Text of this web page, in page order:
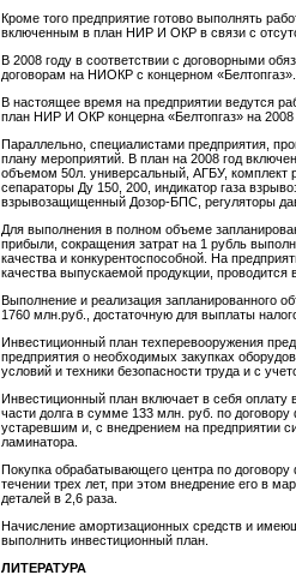
Кроме того предприятие готово выполнять
включенным в план НИР И ОКР в связи с
В 2008 году в соответствии с договорными
договорам на НИОКР с концерном «Белтопгаз».
В настоящее время на предприятии ведутся
план НИР И ОКР концерна «Белтопгаз» на 2008
Параллельно, специалистами предприятия,
плану мероприятий. В план на 2008 год
объемом 50л. универсальный, АГБУ, комплект
сепараторы Ду 150, 200, индикатор газа
взрывозащищенный Дозор-БПС, регуляторы
Для выполнения в полном объеме
прибыли, сокращения затрат на 1 рубль
качества и конкурентоспособной. На
качества выпускаемой продукции,
Выполнение и реализация запланированного
1760 млн.руб., достаточную для выплаты
Инвестиционный план техперевооружения
предприятия о необходимых закупках
условий и техники безопасности труда и с
Инвестиционный план включает в себя
части долга в сумме 133 млн. руб. по
устаревшим и, с внедрением на предприятии
ламинатора.
Покупка обрабатывающего центра по договору
течении трех лет, при этом внедрение его в
деталей в 2,6 раза.
Начисление амортизационных средств и
выполнить инвестиционный план.
ЛИТЕРАТУРА